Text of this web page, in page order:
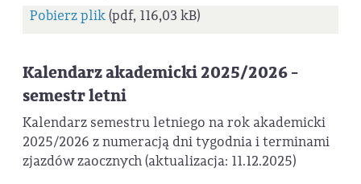
Pobierz plik(pdf, 116,03 kB)
Kalendarz akademicki 2025/2026 -
semestr letni
Kalendarz semestru letniego na rok akademicki
2025/2026 z numeracją dni tygodnia i terminami
zjazdów zaocznych (aktualizacja: 11.12.2025)